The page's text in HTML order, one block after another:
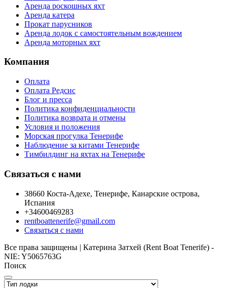
Аренда роскошных яхт
Аренда катера
Прокат парусников
Аренда лодок с самостоятельным вождением
Аренда моторных яхт
Компания
Оплата
Оплата Редсис
Блог и пресса
Политика конфиденциальности
Политика возврата и отмены
Условия и положения
Морская прогулка Тенерифе
Наблюдение за китами Тенерифе
Тимбилдинг на яхтах на Тенерифе
Связаться с нами
38660 Коста-Адехе, Тенерифе, Канарские острова,
Испания
+34600469283
rentboattenerife@gmail.com
Связаться с нами
Все права защищены | Катерина Затхей (Rent Boat Tenerife) -
NIE: Y5065763G
Поиск